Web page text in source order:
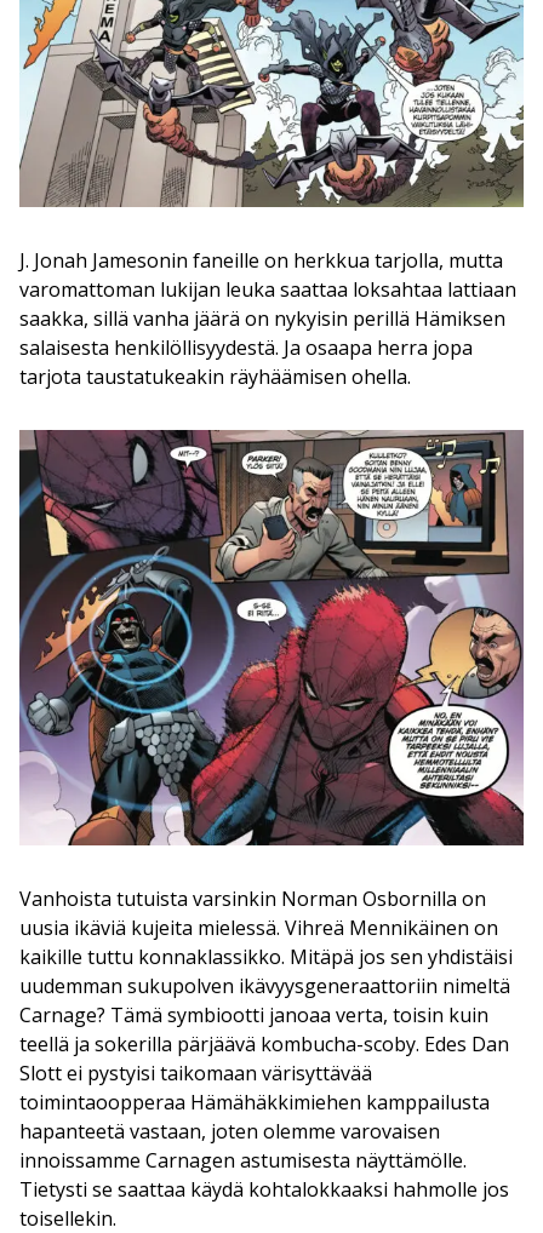
J. Jonah Jamesonin faneille on herkkua tarjolla, mutta
varomattoman lukijan leuka saattaa loksahtaa lattiaan
saakka, sillä vanha jäärä on nykyisin perillä Hämiksen
salaisesta henkilöllisyydestä. Ja osaapa herra jopa
tarjota taustatukeakin räyhäämisen ohella.
Vanhoista tutuista varsinkin Norman Osbornilla on
uusia ikäviä kujeita mielessä. Vihreä Mennikäinen on
kaikille tuttu konnaklassikko. Mitäpä jos sen yhdistäisi
uudemman sukupolven ikävyysgeneraattoriin nimeltä
Carnage? Tämä symbiootti janoaa verta, toisin kuin
teellä ja sokerilla pärjäävä kombucha-scoby. Edes Dan
Slott ei pystyisi taikomaan värisyttävää
toimintaoopperaa Hämähäkkimiehen kamppailusta
hapanteetä vastaan, joten olemme varovaisen
innoissamme Carnagen astumisesta näyttämölle.
Tietysti se saattaa käydä kohtalokkaaksi hahmolle jos
toisellekin.